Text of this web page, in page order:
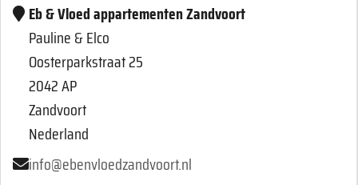
Eb & Vloed appartementen Zandvoort
Pauline & Elco
Oosterparkstraat 25
2042 AP
Zandvoort
Nederland
info@ebenvloedzandvoort.nl